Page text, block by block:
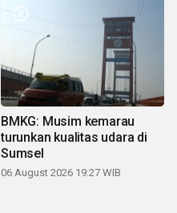
BMKG: Musim kemarau
turunkan kualitas udara di
Sumsel
06 August 2026 19:27 WIB